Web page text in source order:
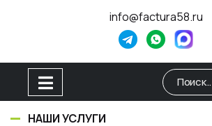
info@factura58.ru
Type 2
НАШИ УСЛУГИ